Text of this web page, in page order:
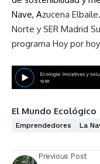
Nave, Azucena
Norte y SER Madrid
programa Hoy por
El Mundo Ecológico
Emprendedores La
Previous Post